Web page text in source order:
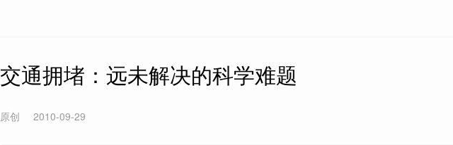
交通拥堵：远未解决的科学难题
原创 2010-09-29